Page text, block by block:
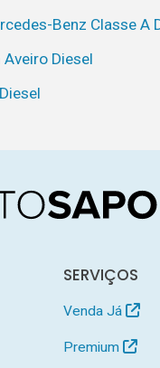
Benz Classe A
Diesel
SERVIÇOS
Venda Já
Premium